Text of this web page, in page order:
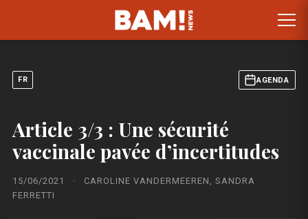
FR AGENDA
Article 3/3 : Une sécurité
vaccinale pavée d’incertitudes
15/06/2021 ·
CAROLINE VANDERMEEREN, SANDRA
FERRETTI